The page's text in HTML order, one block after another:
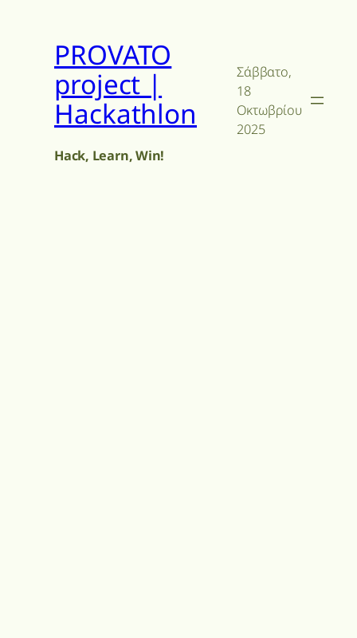
PROVATO
project |
Hackathlon
Hack, Learn, Win!
Σάββατο,
18
Οκτωβρίου
2025